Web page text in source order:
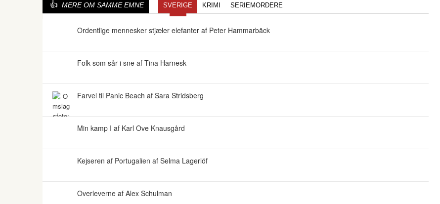
MERE OM SAMME EMNE SVERIGE KRIMI SERIEMORDERE
Ordentlige mennesker stjæler elefanter af Peter Hammarbäck
Folk som sår i sne af Tina Harnesk
Farvel til Panic Beach af Sara Stridsberg
Min kamp I af Karl Ove Knausgård
Kejseren af Portugalien af Selma Lagerlöf
Overleverne af Alex Schulman